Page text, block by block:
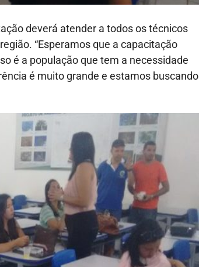
deverá atender a todos os técnicos
“Esperamos que a capacitação
é a população que tem a necessidade
é muito grande e estamos buscando